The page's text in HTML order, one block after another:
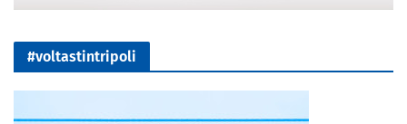
#voltastintripoli